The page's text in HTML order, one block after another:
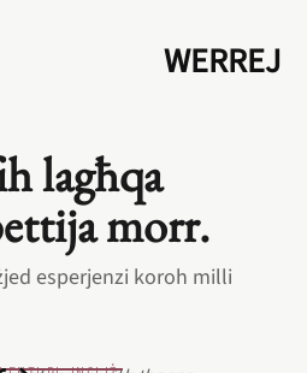
WERREJ
lagħqa
morr.
esperjenzi koroh milli